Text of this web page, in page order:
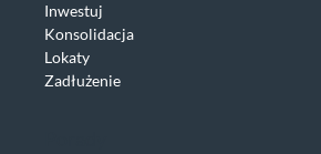
Inwestuj
Konsolidacja
Lokaty
Zadłużenie